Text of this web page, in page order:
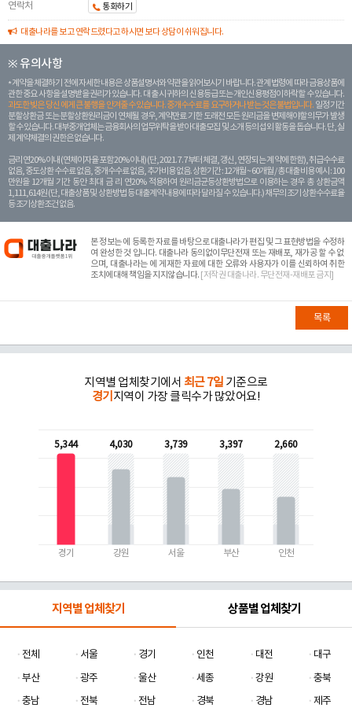
연락처
통화하기
대출나라를 보고 연락드렸다고 하시면 보다 상담이 쉬워집니다.
※ 유의사항
계약을 체결하기 전에 자세한 내용은 상품설명서와 약관을 읽어보시기 바랍니다. 관계 법령에 따라 금융상품에
관한 중요 사항을 설명받을 권리가 있습니다. 대 출 시 귀하의 신용등급 또는 개인신용평점이 하락할 수 있습니다.
과도한 빚은 당신 에게 큰 불행을 안겨줄 수 있습니다. 중개수수료를 요구하거나 받는 것은 불법입니다. 일정 기간
분할상환금 또는 분할상환원리금이 연체될 경우, 계약만료 기한 도래전 모든 원리금을 변제해야할 의무가 발생
할 수 있습니다. 대부중개업체는 금융회사의 업무위탁을 받아 대출모집 및 소개 등의 섭외 활동을 돕습니다. 단, 실
제 계약체결의 권한은 없습니다.
금리 연20% 이내 (연체이자율 포함 20% 이내) (단, 2021. 7. 7부터 체결, 갱신, 연장되는 계 약에 한함), 취급수수료
없음, 중도상환 수수료 없음, 중개수수료 없음, 추가비용 없음. 상환기간 : 12개월 ~ 60개월 / 총 대출 비용 예시 : 100
만원을 12개월 기간 동안 최대 금 리 연20% 적용하여 원리금균등상환방법으로 이용하는 경우 총 상환금액
1,111,614원 (단, 대출상품 및 상환방법 등 대출계약 내용에 따라 달라질 수 있습니다.) 채무의 조기 상환수수료율
등 조기상환조건 없음.
본 정보는에 등록한 자료를 바탕으로 대출나라가 편집 및 그 표현방법을 수정하
여 완성한 것 입니다. 대출나라 동의없이무단전재 또는 재배포, 재가공 할 수 없
으며, 대출나라는 에 게재한 자료에 대한 오류와 사용자가 이를 신뢰하여 취한
조치에대해 책임을 지지않습니다. [저작권 대출나라. 무단전재-재배포 금지]
목록
지역별 업체찾기에서 최근 7일 기준으로
경기 지역이 가장 클릭수가 많았어요!
5,344
경기
4,030
강원
3,739
서울
3,397
부산
2,660
인천
지역별 업체찾기 상품별 업체찾기
전체 서울 경기 인천 대전
대구
부산
광주 울산 세종 강원
충북
충남
전북 전남 경북 경남 제주